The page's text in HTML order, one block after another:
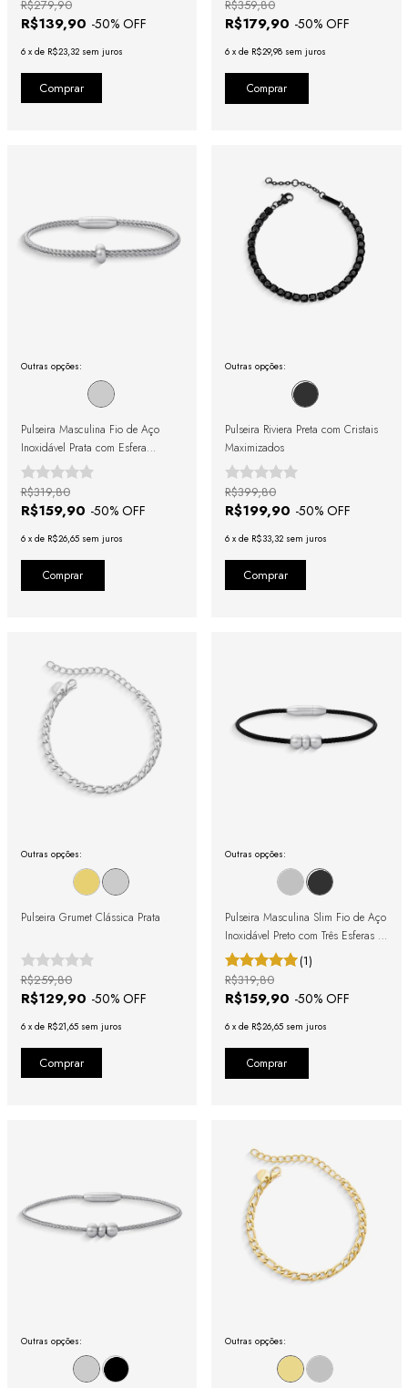
R$139,90 -50% OFF
R$279,90
6 x de R$23,32 sem juros
R$179,90 -50% OFF
R$359,80
6 x de R$29,98 sem juros
Comprar
Outras opções:
Pulseira Masculina Fio de Aço
Inoxidável Prata com Esfera
Minimalista
R$159,90 -50% OFF
R$319,80
6 x de R$26,65 sem juros
Comprar
Outras opções:
Pulseira Riviera Preta com Cristais
Maximizados
R$199,90 -50% OFF
R$399,80
6 x de R$33,32 sem juros
Outras opções:
Pulseira Grumet Clássica Prata
R$129,90 -50% OFF
R$259,80
6 x de R$21,65 sem juros
Outras opções:
Pulseira Masculina Slim Fio de Aço
Inoxidável Preto com Três Esferas e
Fecho Magnético(1)
R$159,90 -50% OFF
R$319,80
6 x de R$26,65 sem juros
Comprar
Outras opções: Outras opções: